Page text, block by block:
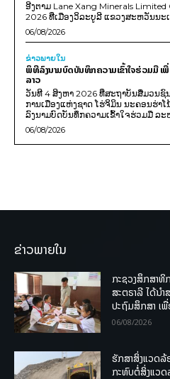
ອີງຕາມ Lane Xang Minerals
2026 ທີ່ເມືອງວິລະບູລີ ແຂວງສະຫວັນນະ
06/08/2026
ຂ່າວພາຍ​ໃນ
ພິທີລົງນາມບົດບັນທຶກຄວາມເຂົ້າໃຈຮ່ວມມື
ລາວ
ວັນທີ 4 ສິງຫາ 2026 ທີ່ສະຖາບັນສື່ມວນຊົ
ການເມືອງແຫ່ງຊາດ ໂຮ່ຈິມິນ ນະຄອນຮ່າ
ລົງນາມບົດບັນທຶກຄວາມເຂົ້າໃຈຮ່ວມມື ລະ
06/08/2026
ຂ່າວພາຍໃນ
ກະຊວງສຶກສາທິ
ສະຕຣາລີ ໄດ້ນຳ
ປະຖົມສຶກສາ ເ
06/08/2026
ຮັກສາສິ່ງແວດ
ກະທົບຕໍ່ສິ່ງແວ